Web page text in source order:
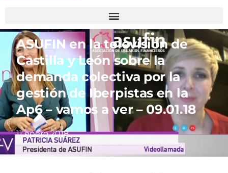
ASUFIN en la televisión de
Castilla y León sobre la
demanda colectiva por la
gestión de Iberpistas en la
Ap6 – vamos a ver – 09.01.18
11 enero 2018